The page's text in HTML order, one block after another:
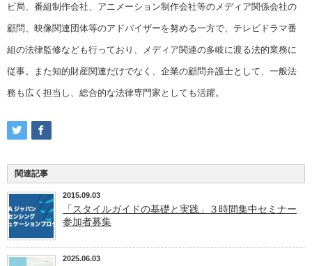
ビ局、番組制作会社、アニメーション制作会社等のメディア関係会社の
顧問、映像関連団体等のアドバイザーを努める一方で、テレビドラマ番
組の法律監修なども行っており、メディア関連の多岐に渡る法的業務に
従事。また知的財産関連だけでなく、企業の顧問弁護士として、一般法
務も広く担当し、総合的な法律専門家としても活躍。
関連記事
2015.09.03
「スタイルガイドの基礎と実践」３時間集中セミナー
参加者募集
2025.06.03